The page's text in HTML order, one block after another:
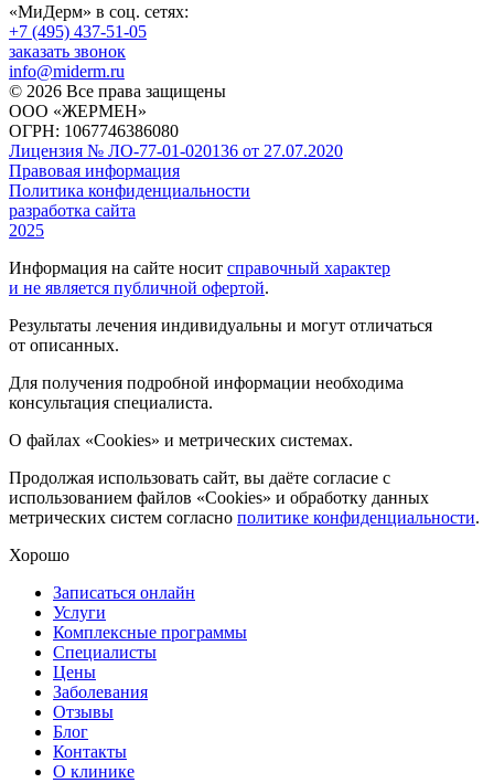
«МиДерм» в соц. сетях:
+7 (495) 437-51-05
заказать звонок
info@miderm.ru
© 2026 Все права защищены
ООО «ЖЕРМЕН»
ОГРН: 1067746386080
Лицензия № ЛО-77-01-020136 от 27.07.2020
Правовая информация
Политика конфиденциальности
разработка сайта
2025
Информация на сайте носит справочный характер
и не является публичной офертой.
Результаты лечения индивидуальны и могут отличаться
от описанных.
Для получения подробной информации необходима
консультация специалиста.
О файлах «Cookies» и метрических системах.
Продолжая использовать сайт, вы даёте согласие с
использованием файлов «Cookies» и обработку данных
метрических систем согласно политике конфиденциальности.
Хорошо
Записаться онлайн
Услуги
Комплексные программы
Специалисты
Цены
Заболевания
Отзывы
Блог
Контакты
О клинике